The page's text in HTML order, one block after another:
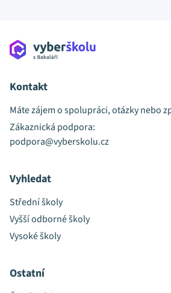
Kontakt
Máte zájem o spolupráci, otázky nebo
Zákaznická podpora:
podpora@vyberskolu.cz
Vyhledat
Střední školy
Vyšší odborné školy
Vysoké školy
Ostatní